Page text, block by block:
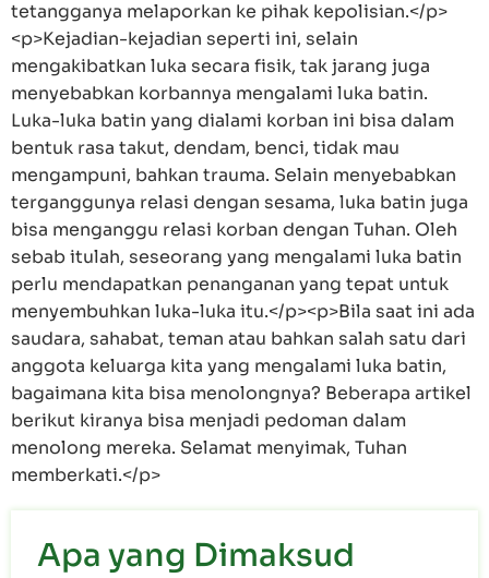
tetangganya melaporkan ke pihak kepolisian.</p>
<p>Kejadian-kejadian seperti ini, selain
mengakibatkan luka secara fisik, tak jarang juga
menyebabkan korbannya mengalami luka batin.
Luka-luka batin yang dialami korban ini bisa dalam
bentuk rasa takut, dendam, benci, tidak mau
mengampuni, bahkan trauma. Selain menyebabkan
terganggunya relasi dengan sesama, luka batin juga
bisa menganggu relasi korban dengan Tuhan. Oleh
sebab itulah, seseorang yang mengalami luka batin
perlu mendapatkan penanganan yang tepat untuk
menyembuhkan luka-luka itu.</p><p>Bila saat ini ada
saudara, sahabat, teman atau bahkan salah satu dari
anggota keluarga kita yang mengalami luka batin,
bagaimana kita bisa menolongnya? Beberapa artikel
berikut kiranya bisa menjadi pedoman dalam
menolong mereka. Selamat menyimak, Tuhan
memberkati.</p>
Apa yang Dimaksud